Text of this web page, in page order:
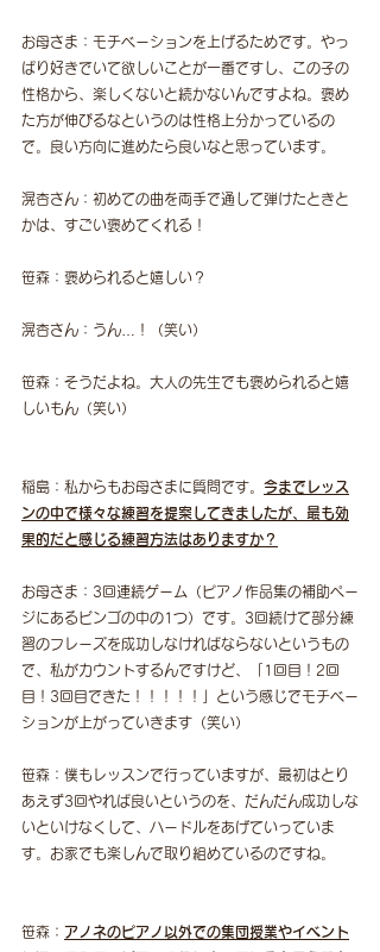
お母さま：モチベーションを上げるためです。やっ
ぱり好きでいて欲しいことが一番ですし、この子の
性格から、楽しくないと続かないんですよね。褒め
た方が伸びるなというのは性格上分かっているの
で。良い方向に進めたら良いなと思っています。
滉杏さん：初めての曲を両手で通して弾けたときと
かは、すごい褒めてくれる！
笹森：褒められると嬉しい？
滉杏さん：うん…！（笑い）
笹森：そうだよね。大人の先生でも褒められると嬉
しいもん（笑い）
稲島：私からもお母さまに質問です。 今までレッス
ンの中で様々な練習を提案してきましたが、最も効
果的だと感じる練習方法はありますか？
お母さま：3回連続ゲーム（ピアノ作品集の補助ペー
ジにあるビンゴの中の1つ）です。3回続けて部分練
習のフレーズを成功しなければならないというもの
で、私がカウントするんですけど、「1回目！2回
目！3回目できた！！！！！」という感じでモチベー
ションが上がっていきます（笑い）
笹森：僕もレッスンで行っていますが、最初はとり
あえず3回やれば良いというのを、だんだん成功しな
いといけなくして、ハードルをあげていっていま
す。お家でも楽しんで取り組めているのですね。
笹森： アノネのピアノ以外での集団授業やイベント